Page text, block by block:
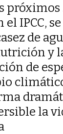
próximos
el IPCC,
de
y
de
la